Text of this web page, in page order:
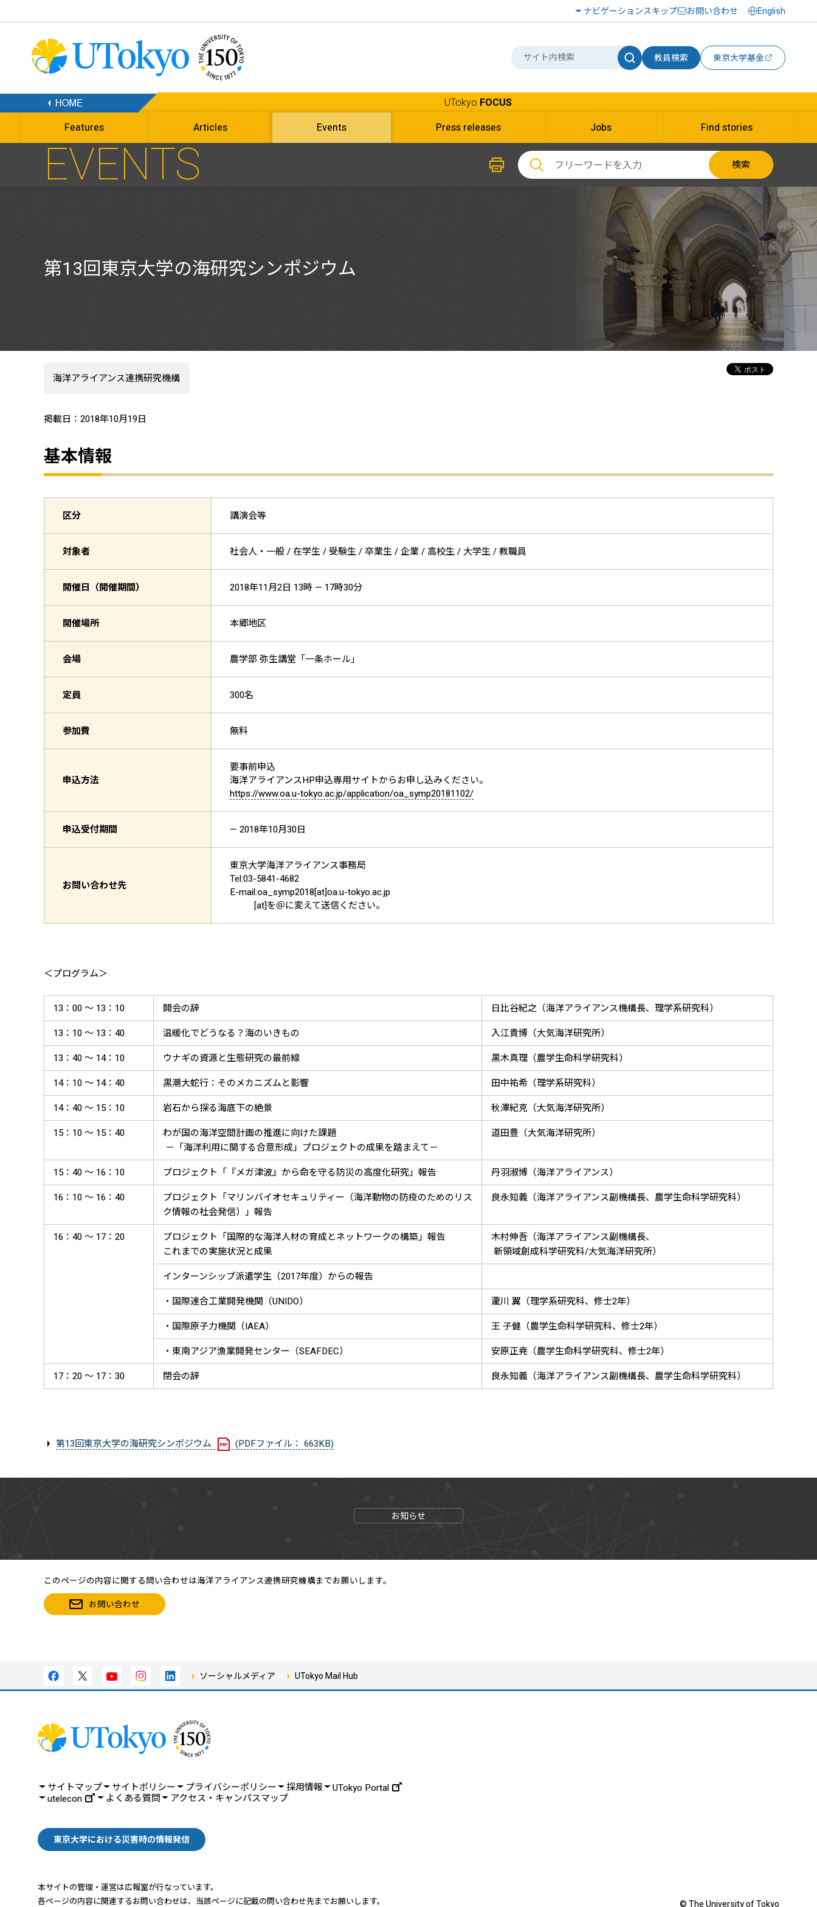
ナビゲーションスキップ お問い合わせ English
教員検索 東京大学基金
UTokyo FOCUS
Features Articles Events Press releases Jobs Find stories
EVENTS 検索
第13回東京大学の海研究シンポジウム
海洋アライアンス連携研究機構
掲載日：2018年10月19日
基本情報
区分 講演会等
対象者 社会人・一般 / 在学生 / 受験生 / 卒業生 / 企業 / 高校生 / 大学生 / 教職員
開催日（開催期間） 2018年11月2日 13時 — 17時30分
開催場所 本郷地区
会場 農学部 弥生講堂「一条ホール」
定員 300名
参加費 無料
申込方法
要事前申込
海洋アライアンスHP申込専用サイトからお申し込みください。
https://www.oa.u-tokyo.ac.jp/application/oa_symp20181102/
申込受付期間 — 2018年10月30日
お問い合わせ先
東京大学海洋アライアンス事務局
Tel:03-5841-4682
E-mail:oa_symp2018[at]oa.u-tokyo.ac.jp
[at]を＠に変えて送信ください。
＜プログラム＞
13：00 ～ 13：10 開会の辞 日比谷紀之（海洋アライアンス機構長、理学系研究科）
13：10 ～ 13：40 温暖化でどうなる？海のいきもの 入江貴博（大気海洋研究所）
13：40 ～ 14：10 ウナギの資源と生態研究の最前線 黒木真理（農学生命科学研究科）
14：10 ～ 14：40 黒潮大蛇行：そのメカニズムと影響 田中祐希（理学系研究科）
14：40 ～ 15：10 岩石から探る海底下の絶景 秋澤紀克（大気海洋研究所）
15：10 ～ 15：40
わが国の海洋空間計画の推進に向けた課題
－「海洋利用に関する合意形成」プロジェクトの成果を踏まえて－
道田豊（大気海洋研究所）
15：40 ～ 16：10 プロジェクト「『メガ津波』から命を守る防災の高度化研究」報告 丹羽淑博（海洋アライアンス）
16：10 ～ 16：40
プロジェクト「マリンバイオセキュリティー（海洋動物の防疫のためのリス
ク情報の社会発信）」報告
良永知義（海洋アライアンス副機構長、農学生命科学研究科）
16：40 ～ 17：20
プロジェクト「国際的な海洋人材の育成とネットワークの構築」報告
これまでの実施状況と成果
木村伸吾（海洋アライアンス副機構長、
新領域創成科学研究科/大気海洋研究所）
インターンシップ派遣学生（2017年度）からの報告
・国際連合工業開発機関（UNIDO） 瀧川 翼（理学系研究科、修士2年）
・国際原子力機関（IAEA） 王 子健（農学生命科学研究科、修士2年）
・東南アジア漁業開発センター（SEAFDEC） 安原正尭（農学生命科学研究科、修士2年）
17：20 ～ 17：30 閉会の辞 良永知義（海洋アライアンス副機構長、農学生命科学研究科）
第13回東京大学の海研究シンポジウム (PDFファイル： 663KB)
お知らせ
このページの内容に関する問い合わせは海洋アライアンス連携研究機構までお願いします。
お問い合わせ
ソーシャルメディア UTokyo Mail Hub
サイトマップ サイトポリシー プライバシーポリシー 採用情報
UTokyo Portal
utelecon
よくある質問 アクセス・キャンパスマップ
東京大学における災害時の情報発信
本サイトの管理・運営は広報室が行なっています。
各ページの内容に関連するお問い合わせは、 当該ページに記載の問い合わせ先までお願いします。 © The University of Tokyo